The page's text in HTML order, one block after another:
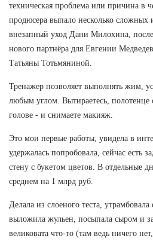
техническая проблема или причина в
продюсера выпало несколько сложных
внезапный уход Дани Милохина,
нового партнёра для Евгении
Татьяны Тотьмяниной.
Тренажер позволяет выполнять жим,
любым углом. Вытираетесь, полотенце
голове - и снимаете макияж.
Это мои первые работы, увидела в
удержалась попробовала, сейчас есть
стену с букетом цветов. В отдельные
среднем на 1 млрд руб.
Делала из слоеного теста,
выложила жульен, посыпала сыром и
великовата что-то (там ведь ничего